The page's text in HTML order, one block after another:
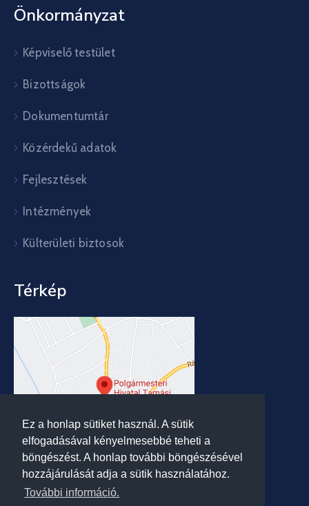
Ez a honlap sütiket használ. A sütik
elfogadásával kényelmesebbé teheti a
böngészést. A honlap további böngészésével
hozzájárulását adja a sütik használatához.
További információ.
Önkormányzat
Képviselő testület
Bizottságok
Dokumentumtár
Közérdekű adatok
Fejlesztések
Intézmények
Külterületi biztosok
Térkép